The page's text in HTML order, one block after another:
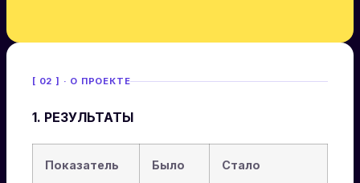
[ 02 ] · О ПРОЕКТЕ
1. РЕЗУЛЬТАТЫ
Показатель Было Стало